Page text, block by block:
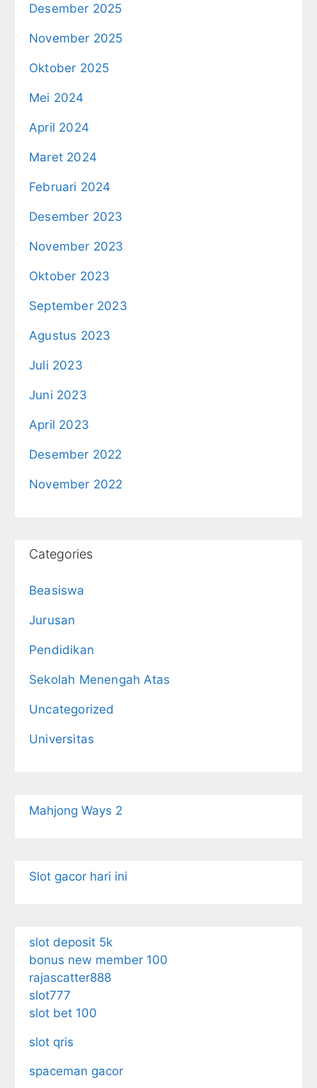
Desember 2025
November 2025
Oktober 2025
Mei 2024
April 2024
Maret 2024
Februari 2024
Desember 2023
November 2023
Oktober 2023
September 2023
Agustus 2023
Juli 2023
Juni 2023
April 2023
Desember 2022
November 2022
Categories
Beasiswa
Jurusan
Pendidikan
Sekolah Menengah Atas
Uncategorized
Universitas
Mahjong Ways 2
Slot gacor hari ini
slot deposit 5k
bonus new member 100
rajascatter888
slot777
slot bet 100
slot qris
spaceman gacor